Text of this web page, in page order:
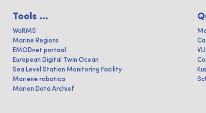
Tools ...
WoRMS
Marine Regions
EMODnet portaal
European Digital Twin Ocean
Sea Level Station Monitoring Facility
Mariene robotica
Marien Data Archief